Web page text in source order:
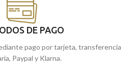
DE PAGO
pago por tarjeta, transferencia
Paypal y Klarna.